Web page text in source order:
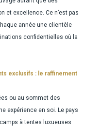
et excellence. Ce n’est pas
année une clientèle
confidentielles où la
exclusifs : le raffinement
ou au sommet des
expérience en soi. Le pays
à tentes luxueuses